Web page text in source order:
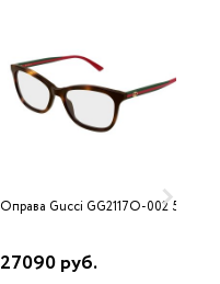
Оправа Gucci GG2117O-002 54
27090 руб.